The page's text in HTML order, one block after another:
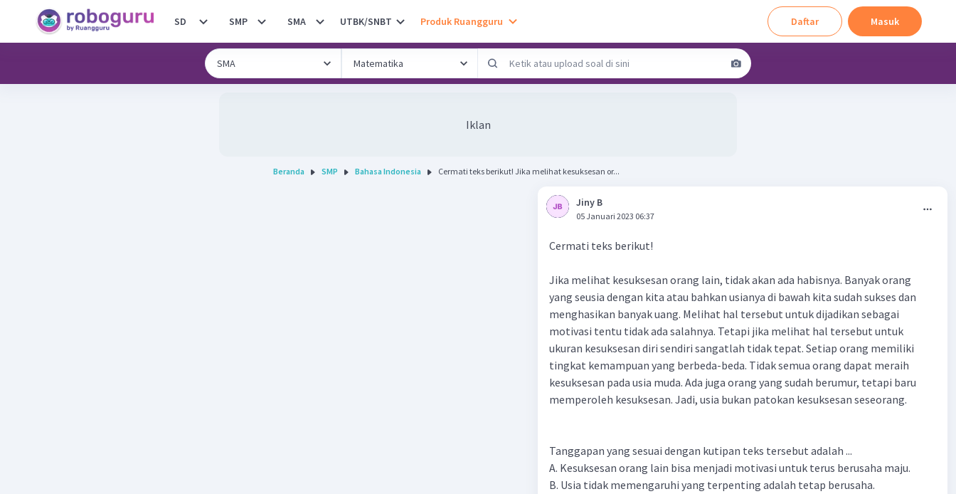
SD SMP SMA UTBK/SNBT Produk Ruangguru Daftar Masuk
Iklan
Beranda SMP Bahasa Indonesia Cermati teks berikut! Jika melihat kesuksesan or...
Jiny B
05 Januari 2023 06:37
Cermati teks berikut!
Jika melihat kesuksesan orang lain, tidak akan ada habisnya. Banyak orang
yang seusia dengan kita atau bahkan usianya di bawah kita sudah sukses dan
menghasikan banyak uang. Melihat hal tersebut untuk dijadikan sebagai
motivasi tentu tidak ada salahnya. Tetapi jika melihat hal tersebut untuk
ukuran kesuksesan diri sendiri sangatlah tidak tepat. Setiap orang memiliki
tingkat kemampuan yang berbeda-beda. Tidak semua orang dapat meraih
kesuksesan pada usia muda. Ada juga orang yang sudah berumur, tetapi baru
memperoleh kesuksesan. Jadi, usia bukan patokan kesuksesan seseorang.
Tanggapan yang sesuai dengan kutipan teks tersebut adalah ...
A. Kesuksesan orang lain bisa menjadi motivasi untuk terus berusaha maju.
B. Usia tidak memengaruhi yang terpenting adalah tetap berusaha.